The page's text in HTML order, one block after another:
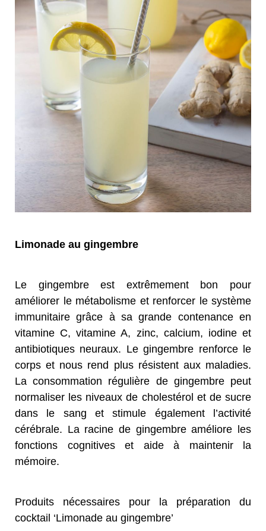
Limonade au gingembre
Le gingembre est extrêmement bon pour
améliorer le métabolisme et renforcer le système
immunitaire grâce à sa grande contenance en
vitamine C, vitamine A, zinc, calcium, iodine et
antibiotiques neuraux. Le gingembre renforce le
corps et nous rend plus résistent aux maladies.
La consommation régulière de gingembre peut
normaliser les niveaux de cholestérol et de sucre
dans le sang et stimule également l’activité
cérébrale. La racine de gingembre améliore les
fonctions cognitives et aide à maintenir la
mémoire.
Produits nécessaires pour la préparation du
cocktail ‘Limonade au gingembre’